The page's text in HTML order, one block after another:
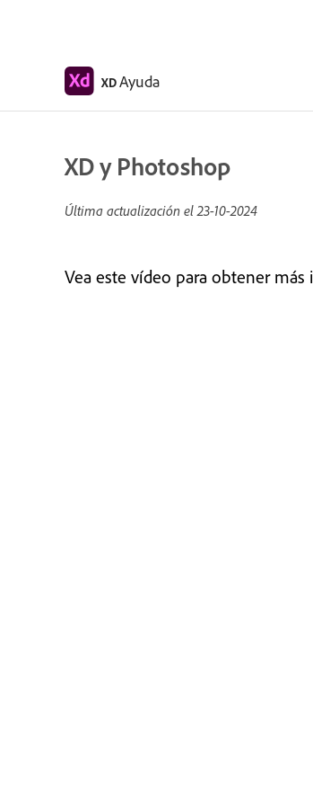
XDAyuda
XD y Photoshop
Última actualización el23-10-2024
Vea este vídeo para obtener